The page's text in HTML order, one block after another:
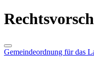
Gemeindeordnung für das